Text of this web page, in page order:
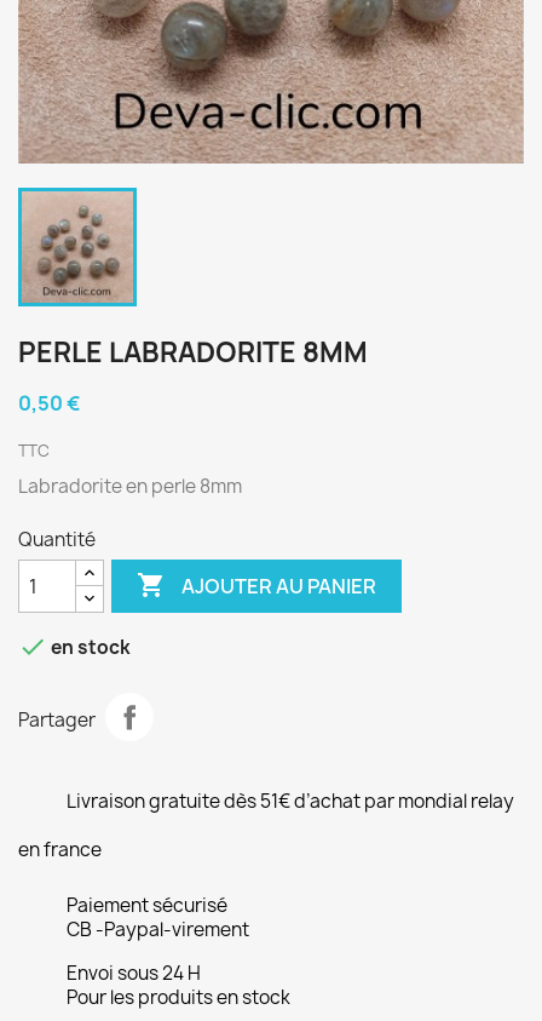
PERLE LABRADORITE 8MM
0,50 €
TTC
Labradorite en perle 8mm
Quantité
 AJOUTER AU PANIER
 en stock
Partager
Livraison gratuite dès 51€ d’achat par mondial relay
en france
Paiement sécurisé
CB -Paypal-virement
Envoi sous 24 H
Pour les produits en stock